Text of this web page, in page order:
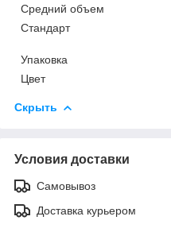
Средний объем
Стандарт
Упаковка
Цвет
Скрыть
Условия доставки
Самовывоз
Доставка курьером